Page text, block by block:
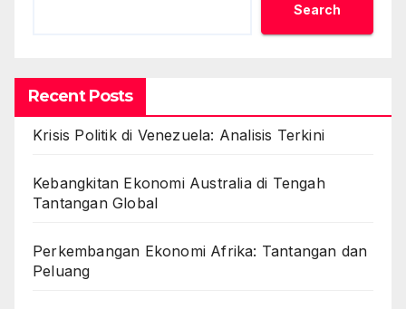
Search
Recent Posts
Krisis Politik di Venezuela: Analisis Terkini
Kebangkitan Ekonomi Australia di Tengah
Tantangan Global
Perkembangan Ekonomi Afrika: Tantangan dan
Peluang